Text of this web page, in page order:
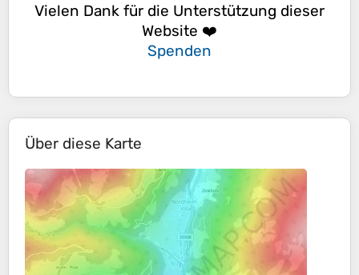
Vielen Dank für die Unterstützung dieser
Website ❤️
Spenden
Über diese Karte